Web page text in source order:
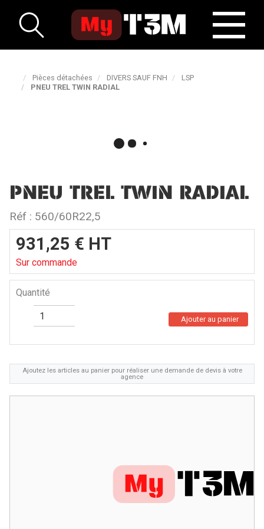
Pièces détachées DIVERS SAUF FNH
LSP
PNEU TREL TWIN RADIAL
PNEU TREL TWIN RADIAL
Réf : 560/60R22,5
Ajoutez les articles au panier pour réaliser une demande de devis à votre
agence
931,25 € HT
Sur commande
Quantité
Ajouter au panier